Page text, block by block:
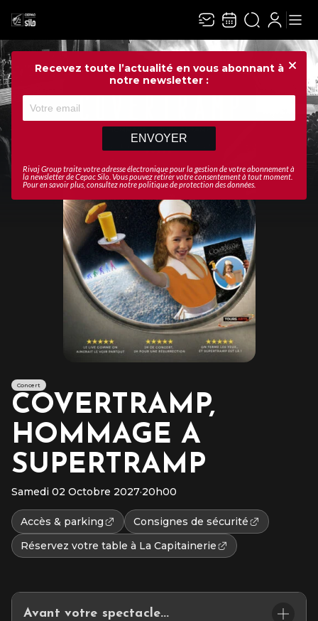
Recevez toute l’actualité en vous abonnant à
notre newsletter :
ENVOYER
Rivaj Group traite votre adresse électronique pour la gestion de votre abonnement à
la newsletter deCepac Silo . Vous pouvez retirer votre consentement à tout moment.
Pour en savoir plus, consultez notrepolitique de protection des données
Concert
COVERTRAMP,
HOMMAGE A
SUPERTRAMP
Samedi 02 Octobre 2027·20h00
Accès & parking
Consignes de sécurité
Réservez votre table à La Capitainerie
Avant votre spectacle...